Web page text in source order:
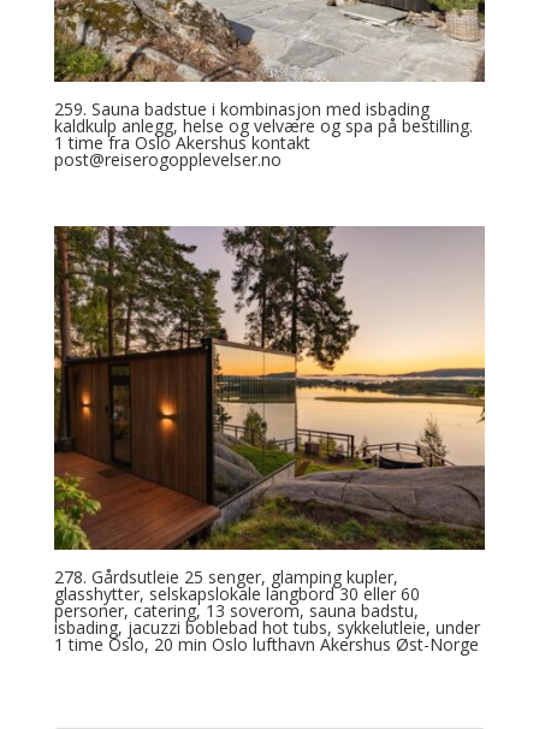
259. Sauna badstue i kombinasjon med isbading
kaldkulp anlegg, helse og velvære og spa på bestilling.
1 time fra Oslo Akershus kontakt
post@reiserogopplevelser.no
278. Gårdsutleie 25 senger, glamping kupler,
glasshytter, selskapslokale langbord 30 eller 60
personer, catering, 13 soverom, sauna badstu,
isbading, jacuzzi boblebad hot tubs, sykkelutleie, under
1 time Oslo, 20 min Oslo lufthavn Akershus Øst-Norge